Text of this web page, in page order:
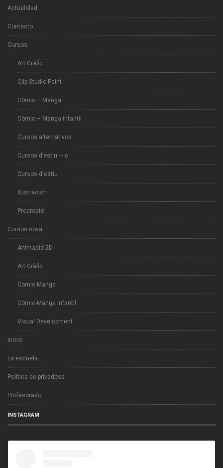
Actualidad
Contacto
Cursos
Art Gràfic
Clip Studio Paint
Còmic – Manga
Còmic – Manga infantil
Cursos alternativos
Cursos d’estiu — c
Cursos d'estiu
Ilustración
Procreate
Cursos nova
Animació 2D
Art Gràfic
Còmic-Manga
Còmic-Manga Infantil
Visual Development
Inicio
La escuela
Política de privadesa
Profesorado
INSTAGRAM